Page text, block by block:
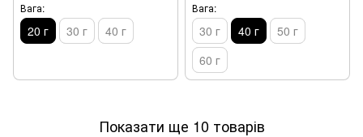
Вага:
20 г 30 г 40 г
Вага:
30 г 40 г
50 г
60 г
Показати ще 10 товарів